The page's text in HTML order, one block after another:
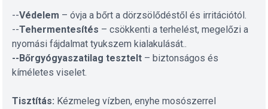
--Védelem – óvja a bőrt a dörzsölődéstől és irritációtól.
--Tehermentesítés – csökkenti a terhelést, megelőzi a
nyomási fájdalmat tyukszem kialakulását..
--Bőrgyógyaszatilag tesztelt – biztonságos és
kíméletes viselet.
Tisztítás: Kézmeleg vízben, enyhe mosószerrel